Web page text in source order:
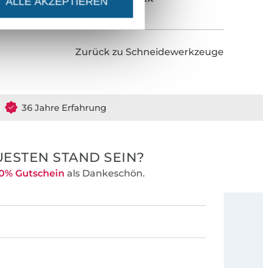
Zurück zu Schneidewerkzeuge
36 Jahre Erfahrung
STAND SEIN?
Gutschein als Dankeschön.